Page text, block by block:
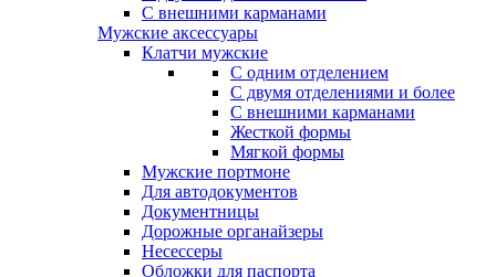
С внешними карманами
Мужские аксессуары
Клатчи мужские
С одним отделением
С двумя отделениями и более
С внешними карманами
Жесткой формы
Мягкой формы
Мужские портмоне
Для автодокументов
Документницы
Дорожные органайзеры
Несессеры
Обложки для паспорта